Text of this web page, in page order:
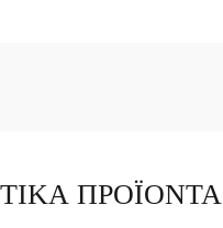
ΠΡΟΪΌΝΤΑ